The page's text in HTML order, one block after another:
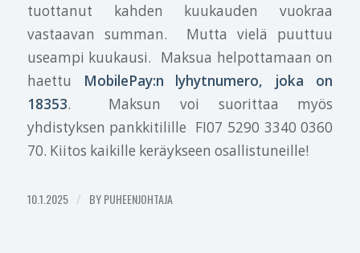
tuottanut kahden kuukauden vuokraa
vastaavan summan. Mutta vielä puuttuu
useampi kuukausi. Maksua helpottamaan on
haettu
MobilePay:n lyhytnumero, joka on
18353. Maksun voi suorittaa myös
yhdistyksen pankkitilille FI07 5290 3340 0360
70. Kiitos kaikille keräykseen osallistuneille!
10.1.2025 / BYPUHEENJOHTAJA